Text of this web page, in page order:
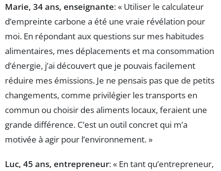
Marie, 34 ans, enseignante: « Utiliser le calculateur
d’empreinte carbone a été une vraie révélation pour
moi. En répondant aux questions sur mes habitudes
alimentaires, mes déplacements et ma consommation
d’énergie, j’ai découvert que je pouvais facilement
réduire mes émissions. Je ne pensais pas que de petits
changements, comme privilégier les transports en
commun ou choisir des aliments locaux, feraient une
grande différence. C’est un outil concret qui m’a
motivée à agir pour l’environnement. »
Luc, 45 ans, entrepreneur: « En tant qu’entrepreneur,